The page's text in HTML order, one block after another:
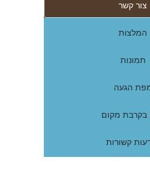
צור קשר
המלצות
תמונות
הגעה
בקרבת מקום
קשורות